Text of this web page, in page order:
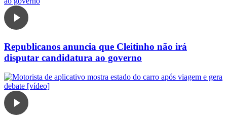
Republicanos anuncia que Cleitinho não irá
disputar candidatura ao governo